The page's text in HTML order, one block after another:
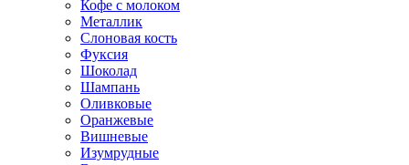
Кофе с молоком
Металлик
Слоновая кость
Фуксия
Шоколад
Шампань
Оливковые
Оранжевые
Вишневые
Изумрудные